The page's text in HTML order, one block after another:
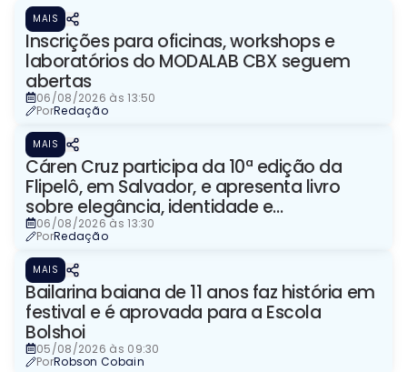
MAIS
Inscrições para oficinas, workshops e
laboratórios do MODALAB CBX seguem
abertas
06/08/2026 às 13:50
PorRedação
MAIS
Cáren Cruz participa da 10ª edição da
Flipelô, em Salvador, e apresenta livro
sobre elegância, identidade e
representação
06/08/2026 às 13:30
PorRedação
MAIS
Bailarina baiana de 11 anos faz história em
festival e é aprovada para a Escola
Bolshoi
05/08/2026 às 09:30
PorRobson Cobain